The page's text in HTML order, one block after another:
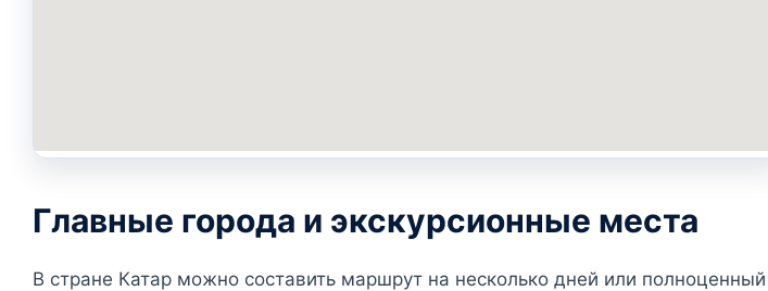
Главные города и экскурсионные места
В стране Катар можно составить маршрут на несколько дней или полноценный